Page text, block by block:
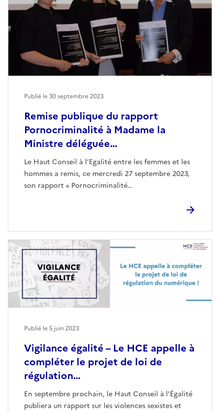
Remise publique du rapport
Pornocriminalité à Madame la
Ministre déléguée…
Le Haut Conseil à l’Egalité entre les femmes et les
hommes a remis, ce mercredi 27 septembre 2023,
son rapport « Pornocriminalité…
Publié le30 septembre 2023
Vigilance égalité – Le HCE appelle à
compléter le projet de loi de
régulation…
En septembre prochain, le Haut Conseil à l’Égalité
publiera un rapport sur les violences sexistes et
Publié le5 juin 2023